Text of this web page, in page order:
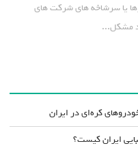
یا سرشاخه های شرکت های
مشکل...
کره‌ای در ایران
ایران کیست؟